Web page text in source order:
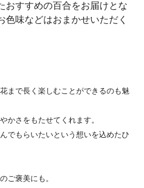
すすめの百合をお届けとな
色味などはおまかせいただく
まで長く楽しむことができるのも魅
かさをもたせてくれます。
でもらいたいという想いを込めたひ
ご褒美にも。